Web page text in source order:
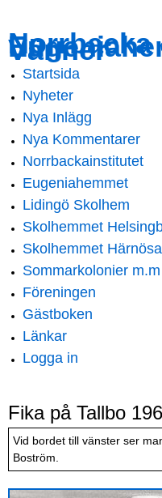
main
content
navigation
Norrbacka
Vänner
Main menu
Startsida
Nyheter
Nya Inlägg
Nya Kommentarer
Norrbackainstitutet
Eugeniahemmet
Lidingö Skolhem
Skolhemmet
Skolhemmet
Sommarkolonier m.m
Föreningen
Gästboken
Länkar
Logga in
Fika på Tallbo
Vid bordet till vänster ser
Boström.